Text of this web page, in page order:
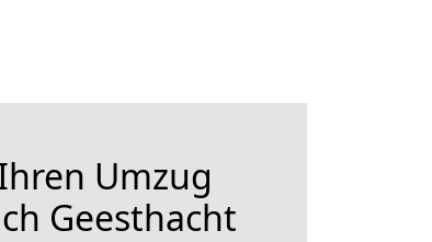
Umzug
Geesthacht